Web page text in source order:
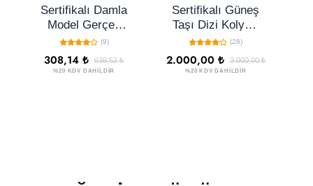
Sertifikalı Damla
Model Gerçek
Kahverengi Yıldız
Taşı Kolye
(9)
308,14 ₺ 636,52 ₺
%20 KDV DAHİLDİR
Sertifikalı Güneş
Taşı Dizi Kolye -
4mm Elmas
Kesim Minimal
Seri Doğal Taş
(28)
2.000,00 ₺ 3.000,00 ₺
%20 KDV DAHİLDİR